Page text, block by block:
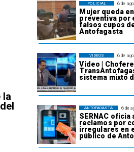
6 de
Mujer queda
preventiva por
falsos cupos
Antofagasta
POLICIAL
6 de
Video |
sistema mixto
VIDEOS
6 de
SERNAC oficia
reclamos por
irregulares en
público de
ANTOFAGASTA
la